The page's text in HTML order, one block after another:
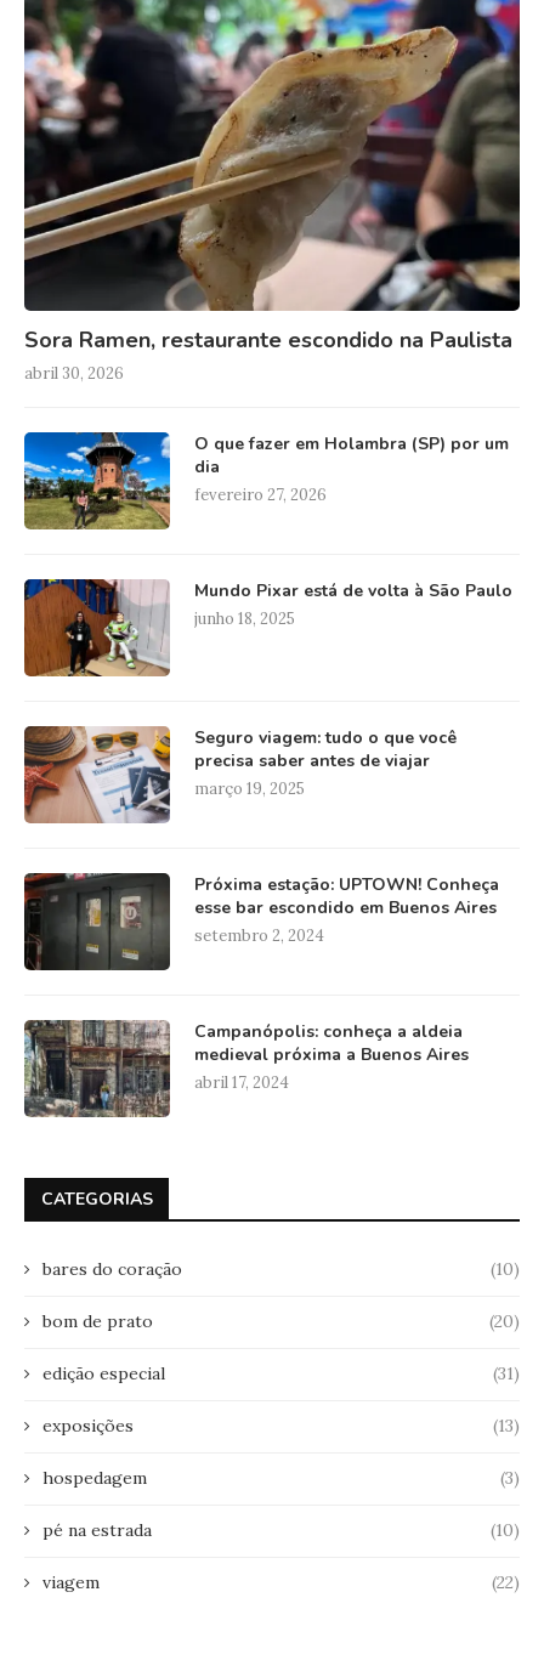
Sora Ramen, restaurante escondido na Paulista
abril 30, 2026
O que fazer em Holambra (SP) por um
dia
fevereiro 27, 2026
Mundo Pixar está de volta à São Paulo
junho 18, 2025
Seguro viagem: tudo o que você
precisa saber antes de viajar
março 19, 2025
Próxima estação: UPTOWN! Conheça
esse bar escondido em Buenos Aires
setembro 2, 2024
Campanópolis: conheça a aldeia
medieval próxima a Buenos Aires
abril 17, 2024
CATEGORIAS
bares do coração (10)
bom de prato (20)
edição especial (31)
exposições (13)
hospedagem (3)
pé na estrada (10)
viagem (22)